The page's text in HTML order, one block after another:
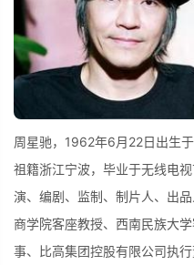
周星驰，1962年6月22日出生
祖籍浙江宁波，毕业于无线电
演、编剧、监制、制片人、出
商学院客座教授、西南民族大
事、比高集团控股有限公司执